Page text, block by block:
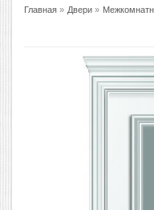
Главная » Двери »